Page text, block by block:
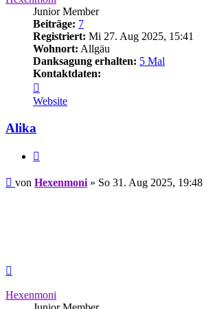
Junior Member
Beiträge: 7
Registriert: Mi 27. Aug 2025, 15:41
Wohnort: Allgäu
Danksagung erhalten: 5 Mal
Kontaktdaten:
von
Hexenmoni
Website
Alika
Beitrag
von Hexenmoni » So 31. Aug 2025, 19:48
Hexenmoni